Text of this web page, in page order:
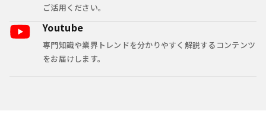
ご活用ください。
Youtube
専門知識や業界トレンドを分かりやすく解説するコンテンツ
をお届けします。